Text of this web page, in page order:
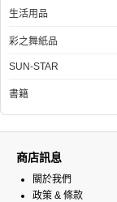
生活用品
彩之舞紙品
SUN-STAR
書籍
商店訊息
關於我們
政策 & 條款